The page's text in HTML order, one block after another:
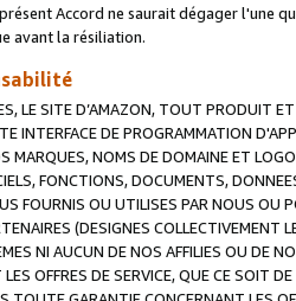
Accord ne saurait dégager l'une
avant la résiliation.
LE SITE D’AMAZON, TOUT PRODUIT
INTERFACE DE PROGRAMMATION
MARQUES, NOMS DE DOMAINE ET
FONCTIONS, DOCUMENTS,
FOURNIS OU UTILISES PAR NOUS OU
(DESIGNES COLLECTIVEMENT
NI AUCUN DE NOS AFFILIES OU DE
OFFRES DE SERVICE, QUE CE SOIT